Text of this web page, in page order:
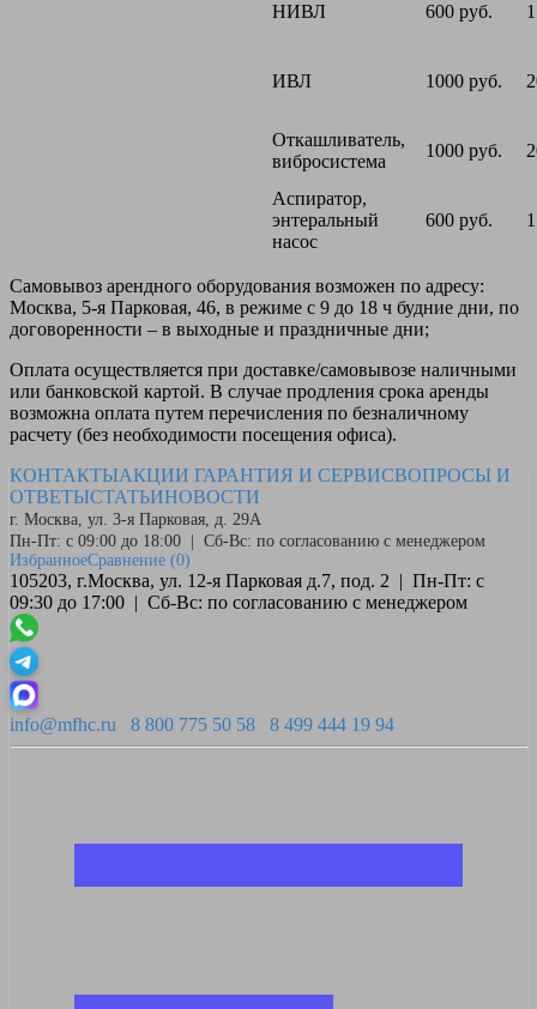
НИВЛ 600 руб.
ИВЛ 1000 руб.
Откашливатель,
вибросистема
1000 руб.
Аспиратор,
энтеральный
насос
600 руб.
Самовывоз арендного оборудования возможен по адресу:
Москва, 5-я Парковая, 46, в режиме с 9 до 18 ч будние дни, по
договоренности – в выходные и праздничные дни;
Оплата осуществляется при доставке/самовывозе наличными
или банковской картой. В случае продления срока аренды
возможна оплата путем перечисления по безналичному
расчету (без необходимости посещения офиса).
КОНТАКТЫАКЦИИ ГАРАНТИЯ И СЕРВИСВОПРОСЫ И
ОТВЕТЫСТАТЬИНОВОСТИ
г. Москва, ул. 3-я Парковая, д. 29А
Пн-Пт: с 09:00 до 18:00 | Сб-Вс: по согласованию с менеджером
ИзбранноеСравнение (0)
105203, г.Москва, ул. 12-я Парковая д.7, под. 2 | Пн-Пт: с
09:30 до 17:00 | Сб-Вс: по согласованию с менеджером
info@mfhc.ru 8 800 775 50 58 8 499 444 19 94